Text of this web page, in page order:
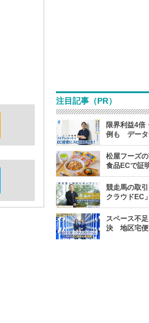
注目記事（PR）
限界利益4倍
例も データ
松屋フーズ
食品ECで証
競走馬の取
クラウドEC
スペース不
決 地区宅便